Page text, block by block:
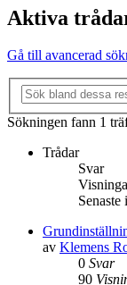
Aktiva
Gå till avancerad
Sökningen fann 1
Trådar
Svar
Senaste
av Klemens
0 Svar
90